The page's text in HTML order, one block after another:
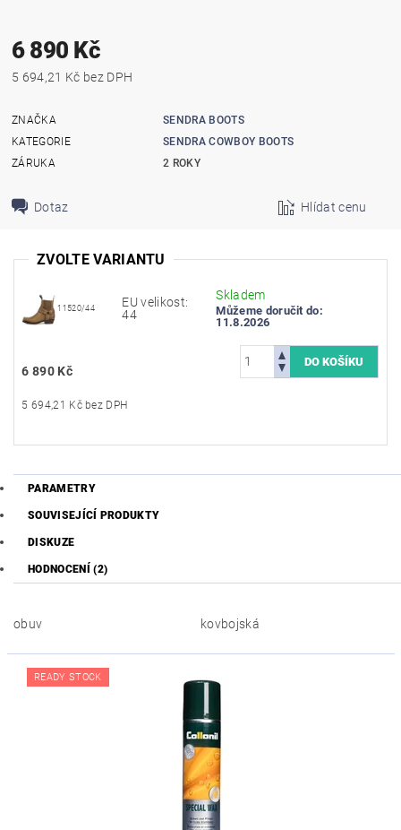
6 890 Kč
5 694,21 Kč bez DPH
ZNAČKA
SENDRA BOOTS
KATEGORIE
SENDRA COWBOY BOOTS
ZÁRUKA
2 ROKY
Dotaz Hlídat cenu
ZVOLTE VARIANTU
11520/44
EU velikost:
44
Skladem
Můžeme doručit do:
11.8.2026
6 890 Kč
5 694,21 Kč bez DPH
PARAMETRY
SOUVISEJÍCÍ PRODUKTY
DISKUZE
HODNOCENÍ (2)
obuv kovbojská
READY STOCK